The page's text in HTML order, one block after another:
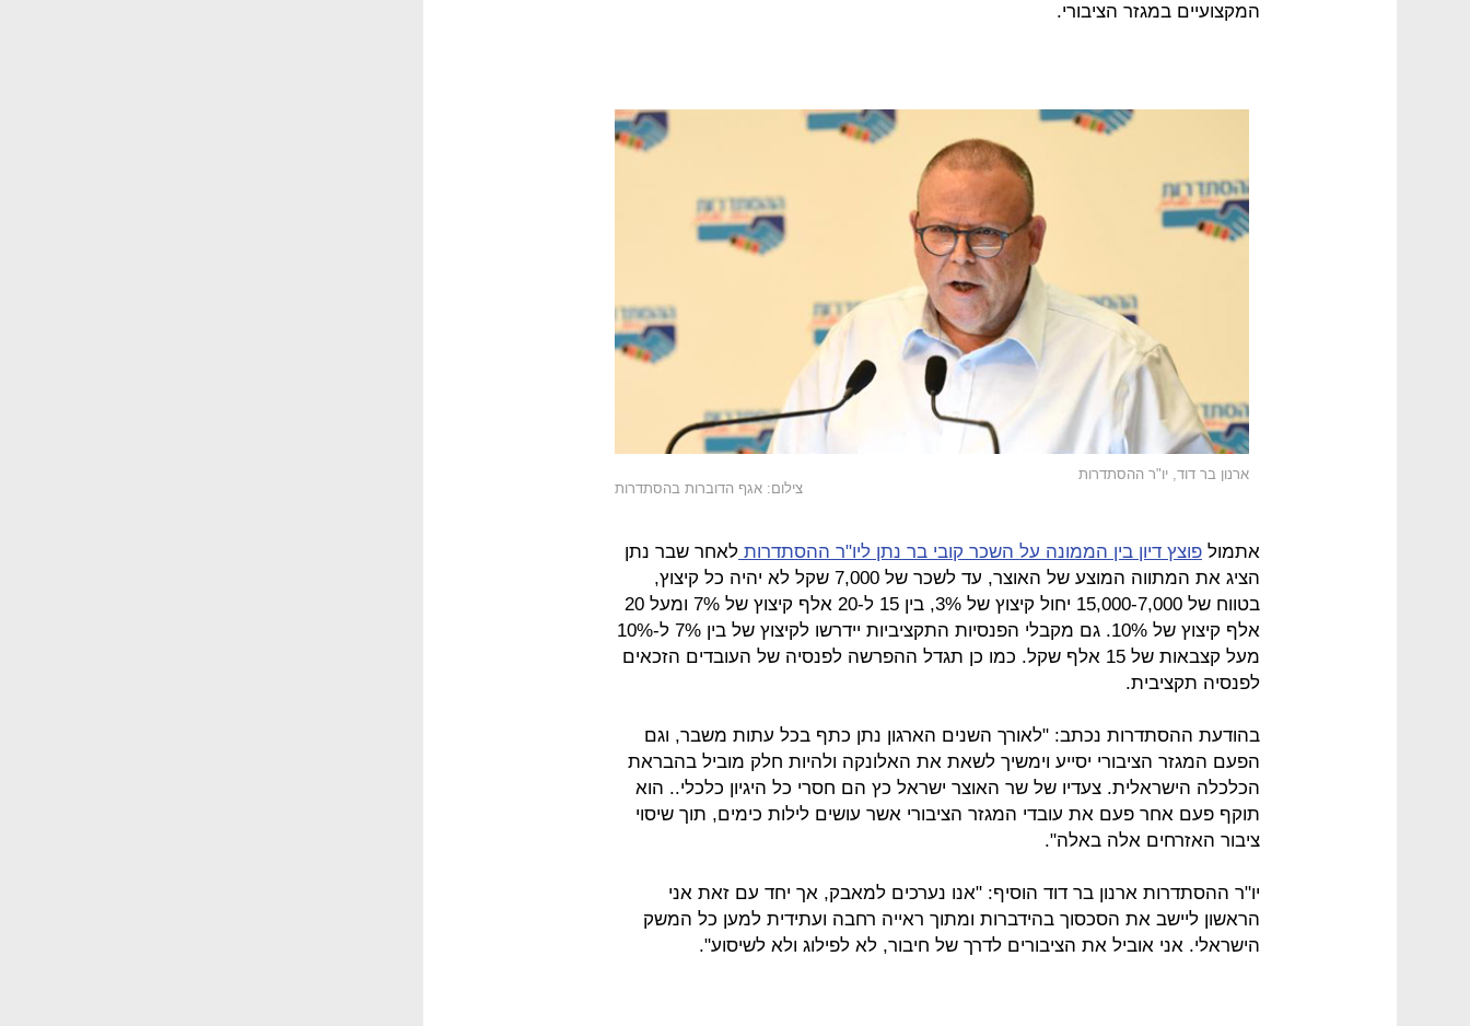
המקצועיים במגזר הציבורי.
ארנון בר דוד, יו"ר ההסתדרות
צילום: אגף הדוברות בהסתדרות
אתמול פוצץ דיון בין הממונה על השכר קובי בר נתן ליו"ר ההסתדרות לאחר שבר נתן
הציג את המתווה המוצע של האוצר, עד לשכר של 7,000 שקל לא יהיה כל קיצוץ,
בטווח של 15,000-7,000 יחול קיצוץ של 3%, בין 15 ל-20 אלף קיצוץ של 7% ומעל 20
אלף קיצוץ של 10%. גם מקבלי הפנסיות התקציביות יידרשו לקיצוץ של בין 7% ל-10%
מעל קצבאות של 15 אלף שקל. כמו כן תגדל ההפרשה לפנסיה של העובדים הזכאים
לפנסיה תקציבית.
בהודעת ההסתדרות נכתב: "לאורך השנים הארגון נתן כתף בכל עתות משבר, וגם
הפעם המגזר הציבורי יסייע וימשיך לשאת את האלונקה ולהיות חלק מוביל בהבראת
הכלכלה הישראלית. צעדיו של שר האוצר ישראל כץ הם חסרי כל היגיון כלכלי.. הוא
תוקף פעם אחר פעם את עובדי המגזר הציבורי אשר עושים לילות כימים, תוך שיסוי
ציבור האזרחים אלה באלה".
יו"ר ההסתדרות ארנון בר דוד הוסיף: "אנו נערכים למאבק, אך יחד עם זאת אני
הראשון ליישב את הסכסוך בהידברות ומתוך ראייה רחבה ועתידית למען כל המשק
הישראלי. אני אוביל את הציבורים לדרך של חיבור, לא לפילוג ולא לשיסוע".